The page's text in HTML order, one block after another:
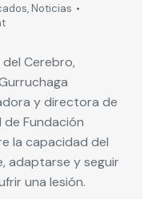
, Noticias
Cerebro,
y directora de
de Fundación
la capacidad del
adaptarse y seguir
una lesión.